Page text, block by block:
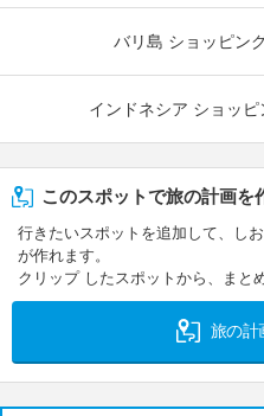
バリ島 ショッピン
インドネシア ショッ
このスポットで旅の計画を
行きたいスポットを追加して、し
が作れます。
クリップ したスポットから、まと
旅の計